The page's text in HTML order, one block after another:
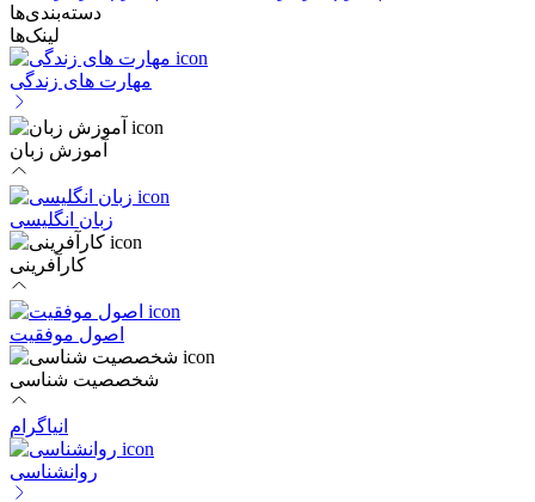
دسته‌بندی‌ها
لینک‌ها
مهارت های زندگی
آموزش زبان
زبان انگلیسی
کارآفرینی
اصول موفقیت
شخصصیت شناسی
انیاگرام
روانشناسی